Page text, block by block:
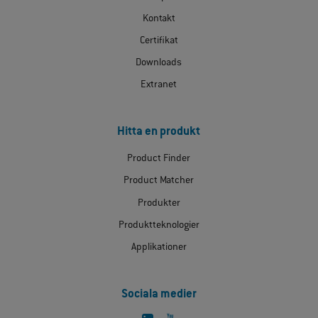
Kontakt
Certifikat
Downloads
Extranet
Hitta en produkt
Product Finder
Product Matcher
Produkter
Produktteknologier
Applikationer
Sociala medier